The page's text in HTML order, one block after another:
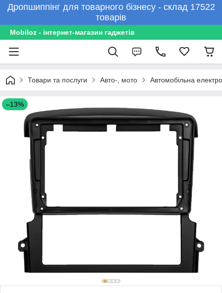
Дропшиппінг для товарного бізнесу - склад 17522
товарів
Mobiloz - інтернет-магазин гаджетів
Товари та послуги Авто-, мото Автомобільна
–13%